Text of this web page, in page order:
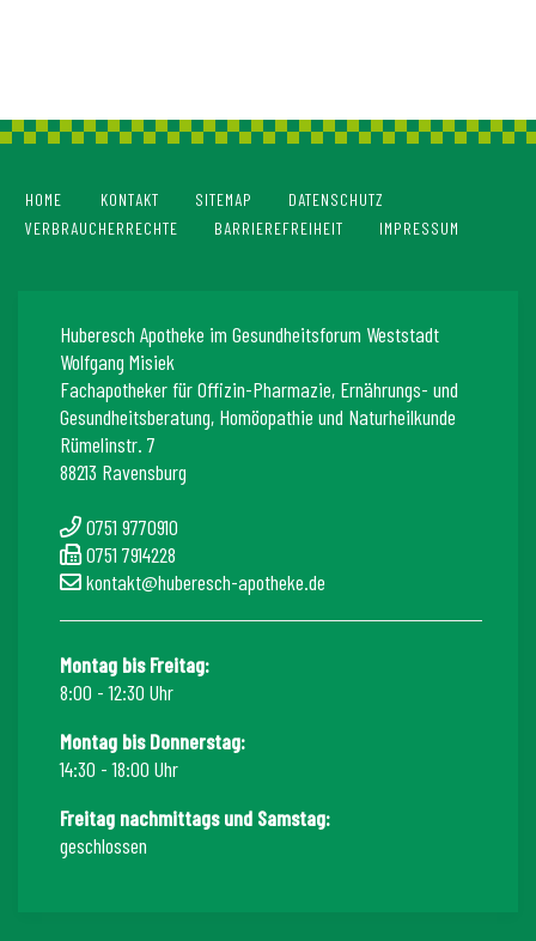
HOME KONTAKT SITEMAP
DATENSCHUTZ
VERBRAUCHERRECHTE
BARRIEREFREIHEIT IMPRESSUM
Huberesch Apotheke im Gesundheitsforum Weststadt
Wolfgang Misiek
Fachapotheker für Offizin-Pharmazie, Ernährungs- und
Gesundheitsberatung, Homöopathie und Naturheilkunde
Rümelinstr. 7
88213 Ravensburg
0751 9770910
0751 7914228
kontakt@huberesch-apotheke.de
Montag bis Freitag:
8:00 - 12:30 Uhr
Montag bis Donnerstag:
14:30 - 18:00 Uhr
Freitag nachmittags und Samstag:
geschlossen